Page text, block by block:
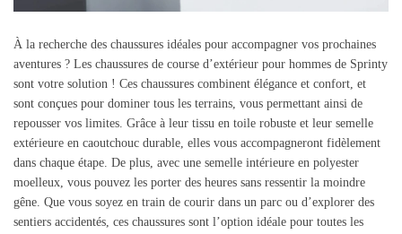
À la recherche des chaussures idéales pour accompagner vos prochaines
aventures ? Les chaussures de course d’extérieur pour hommes de Sprinty
sont votre solution ! Ces chaussures combinent élégance et confort, et
sont conçues pour dominer tous les terrains, vous permettant ainsi de
repousser vos limites. Grâce à leur tissu en toile robuste et leur semelle
extérieure en caoutchouc durable, elles vous accompagneront fidèlement
dans chaque étape. De plus, avec une semelle intérieure en polyester
moelleux, vous pouvez les porter des heures sans ressentir la moindre
gêne. Que vous soyez en train de courir dans un parc ou d’explorer des
sentiers accidentés, ces chaussures sont l’option idéale pour toutes les